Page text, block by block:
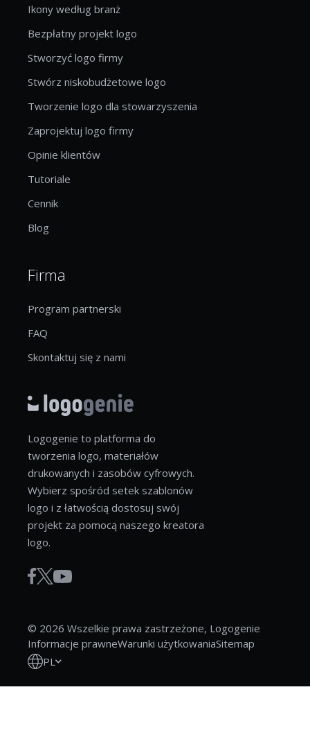
Ikony według branż
Bezpłatny projekt logo
Stworzyć logo firmy
Stwórz niskobudżetowe logo
Tworzenie logo dla stowarzyszenia
Zaprojektuj logo firmy
Opinie klientów
Tutoriale
Cennik
Blog
Firma
Program partnerski
FAQ
Skontaktuj się z nami
Logogenie to platforma do
tworzenia logo, materiałów
drukowanych i zasobów cyfrowych.
Wybierz spośród setek szablonów
logo i z łatwością dostosuj swój
projekt za pomocą naszego kreatora
logo.
© 2026 Wszelkie prawa zastrzeżone, Logogenie
Informacje prawneWarunki użytkowaniaSitemap
PL